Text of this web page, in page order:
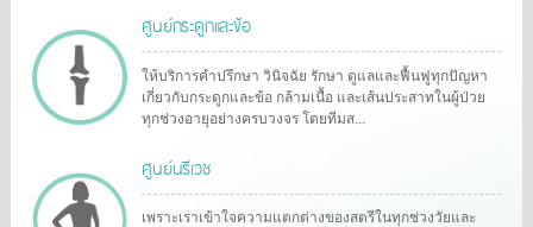
ศูนย์กระดูกและข้อ
ให้บริการคำปรึกษา วินิจฉัย รักษา ดูแลและฟื้นฟูทุกปัญหา
เกี่ยวกับกระดูกและข้อ กล้ามเนื้อ และเส้นประสาทในผู้ป่วย
ทุกช่วงอายุอย่างครบวงจร โดยทีมส...
ศูนย์นรีเวช
เพราะเราเข้าใจความแตกต่างของสตรีในทุกช่วงวัยและ